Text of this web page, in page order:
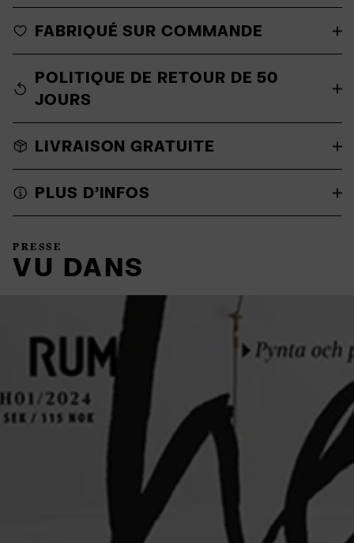
FABRIQUÉ SUR COMMANDE
POLITIQUE DE RETOUR DE 50
JOURS
LIVRAISON GRATUITE
PLUS D'INFOS
PRESSE
VU DANS